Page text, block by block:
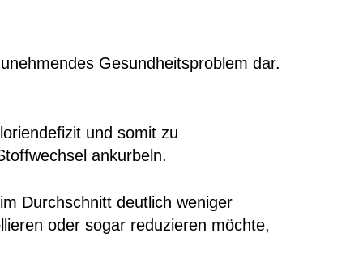
Gesundheitsproblem dar.
und somit zu
ankurbeln.
Durchschnitt deutlich weniger
oder sogar reduzieren möchte,